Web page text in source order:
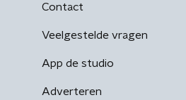
Contact
Veelgestelde vragen
App de studio
Adverteren